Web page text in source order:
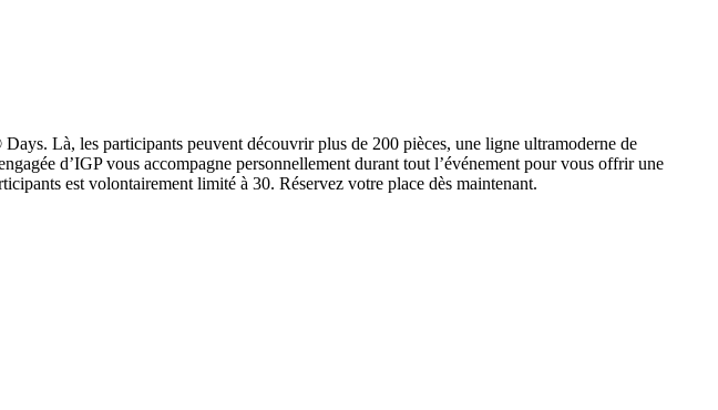
Là, les participants peuvent découvrir plus de 200 pièces, une ligne ultramoderne de
d’IGP vous accompagne personnellement durant tout l’événement pour vous offrir une
est volontairement limité à 30. Réservez votre place dès maintenant.